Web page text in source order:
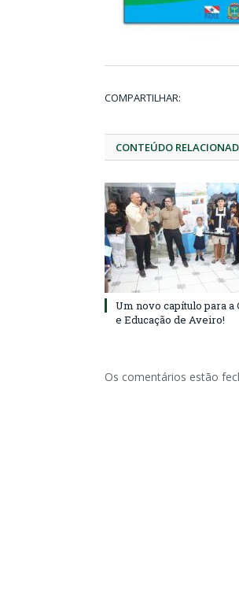
COMPARTILHAR:
CONTEÚDO
Um novo capítulo para a
e Educação de Aveiro!
Os comentários estão